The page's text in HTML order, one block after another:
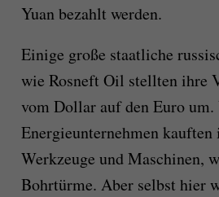
Yuan bezahlt werden.
Einige große staatliche
wie Rosneft Oil stellten ihre
vom Dollar auf den Euro
Energieunternehmen kauften
Werkzeuge und Maschinen,
Bohrtürme. Aber selbst hier